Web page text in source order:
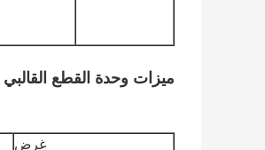
ميزات وحدة القطع القالبي
غرض